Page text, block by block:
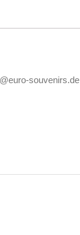
souvenirs.de